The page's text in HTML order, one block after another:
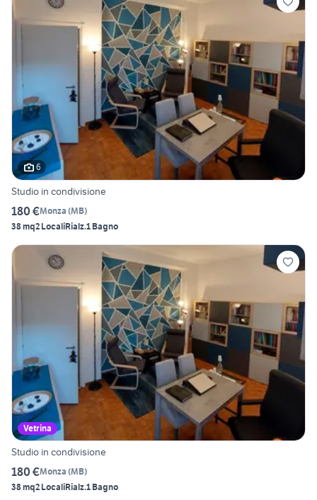
6
Studio in condivisione
180 €Monza (MB)
38 mq2 LocaliRialz.1 Bagno
Vetrina
Studio in condivisione
180 €Monza (MB)
38 mq2 LocaliRialz.1 Bagno